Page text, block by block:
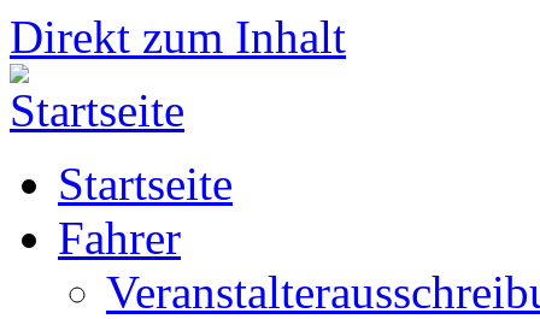
Direkt zum Inhalt
Startseite
Fahrer